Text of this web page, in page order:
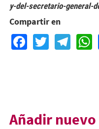
y-del-secretario-general-
Compartir en
Facebook
Twitter
Añadir